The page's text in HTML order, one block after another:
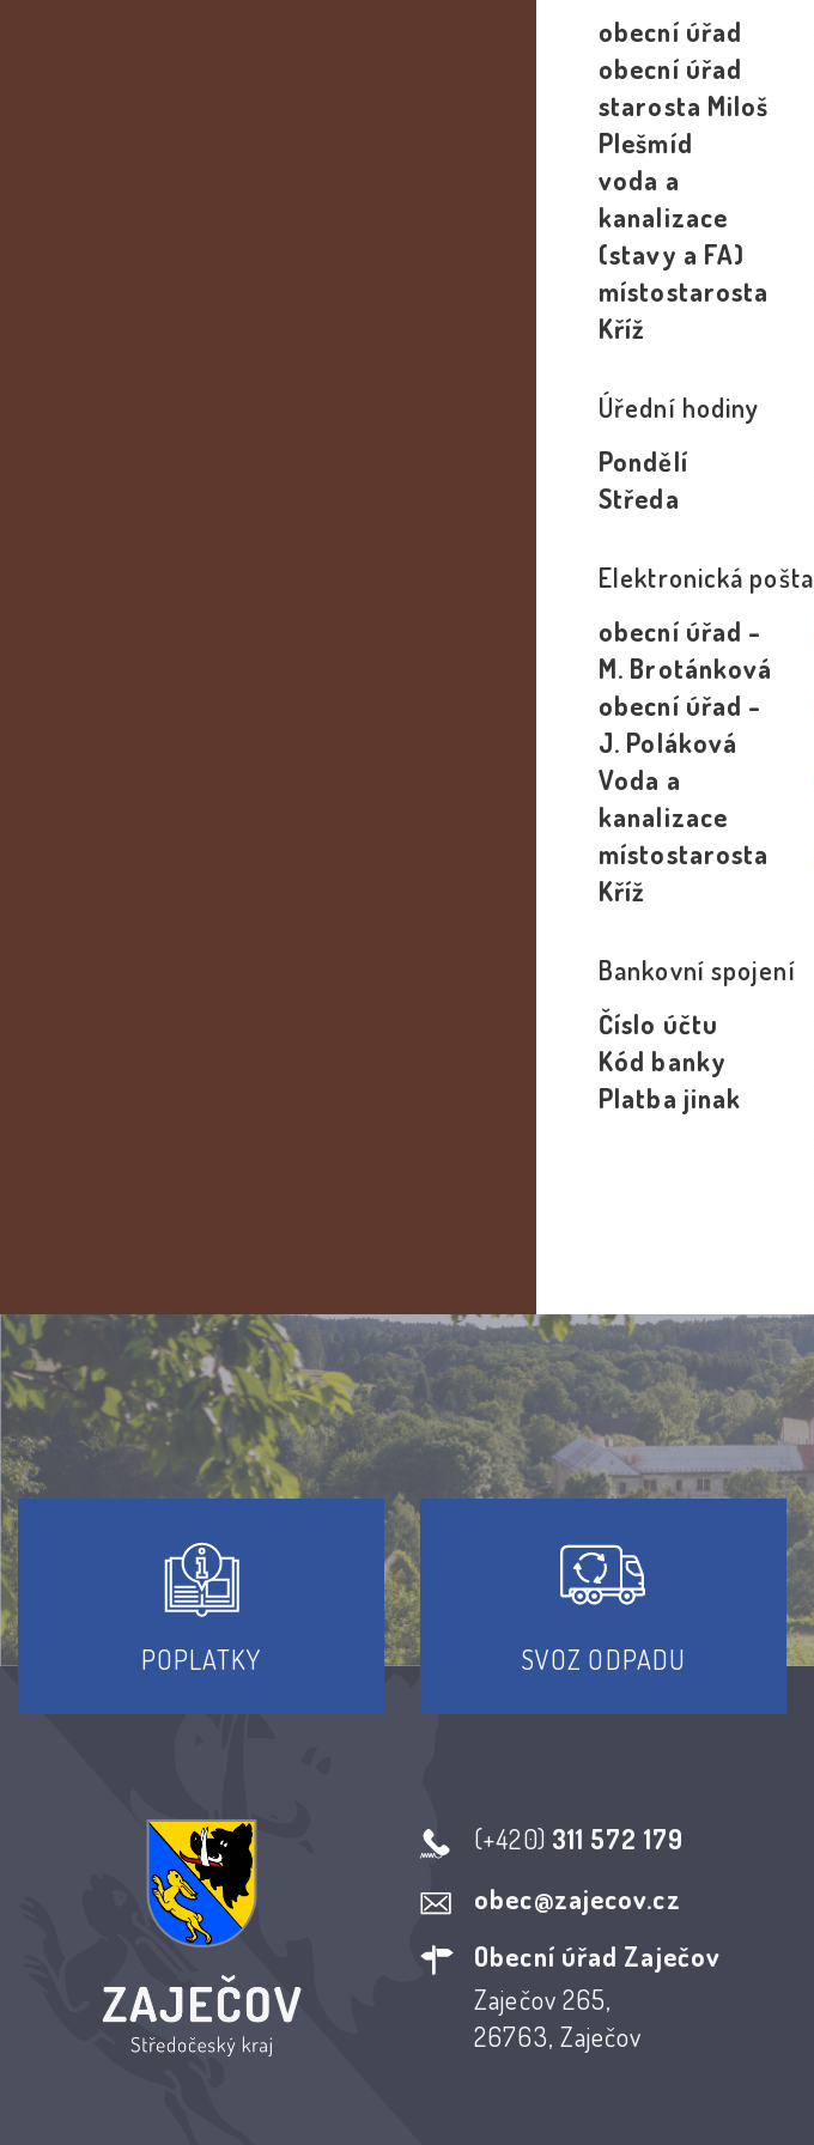
obecní úřad
obecní úřad
starosta Miloš
Plešmíd
voda a
kanalizace
(stavy a FA)
místostarosta
Kříž
Úřední hodiny
Pondělí
Středa
Elektronická pošta
obecní úřad -
M. Brotánková
obecní úřad -
J. Poláková
Voda a
kanalizace
místostarosta
Kříž
Bankovní spojení
Číslo účtu
Kód banky
Platba jinak
POPLATKY SVOZ ODPADU
(+420) 311 572 179
obec@zajecov.cz
Obecní úřad Zaječov
Zaječov 265,
26763, Zaječov